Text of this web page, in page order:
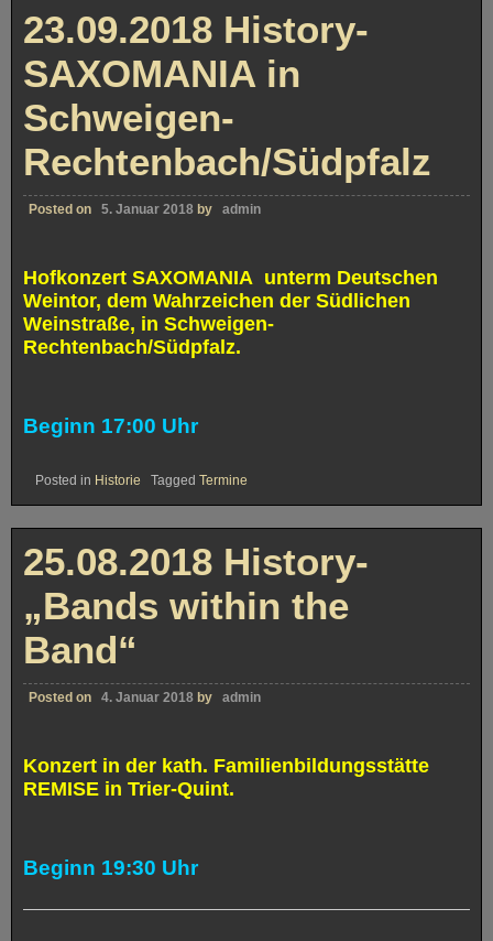
23.09.2018 History-
SAXOMANIA in
Schweigen-
Rechtenbach/Südpfalz
Posted on 5. Januar 2018 by admin
Hofkonzert SAXOMANIA unterm Deutschen
Weintor, dem Wahrzeichen der Südlichen
Weinstraße, in Schweigen-
Rechtenbach/Südpfalz.
Beginn 17:00 Uhr
Posted in Historie Tagged Termine
25.08.2018 History-
„Bands within the
Band“
Posted on 4. Januar 2018 by admin
Konzert in der kath. Familienbildungsstätte
REMISE in Trier-Quint.
Beginn 19:30 Uhr